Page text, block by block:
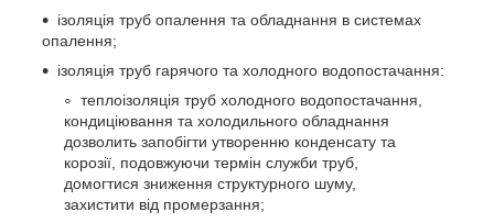
ізоляція труб опалення та обладнання в системах
опалення;
ізоляція труб гарячого та холодного водопостачання:
теплоізоляція труб холодного водопостачання,
кондиціювання та холодильного обладнання
дозволить запобігти утворенню конденсату та
корозії, подовжуючи термін служби труб,
домогтися зниження структурного шуму,
захистити від промерзання;